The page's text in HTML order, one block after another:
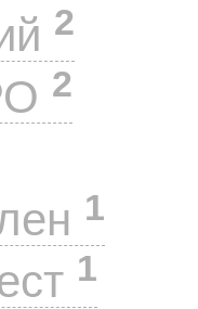
2
2
1
1